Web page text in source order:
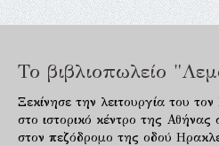
Το βιβλιοπωλείο
Ξεκίνησε την λειτουργία του
στο ιστορικό κέντρο της Αθήνας
στον πεζόδρομο της οδού